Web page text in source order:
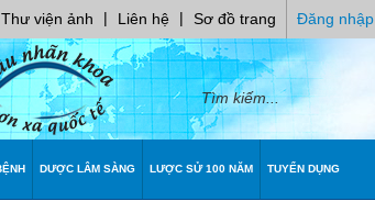
Thư viện ảnh | Liên hệ | Sơ đồ trang Đăng nhập
DƯỢC LÂM SÀNG LƯỢC SỬ 100 NĂM TUYỂN DỤNG